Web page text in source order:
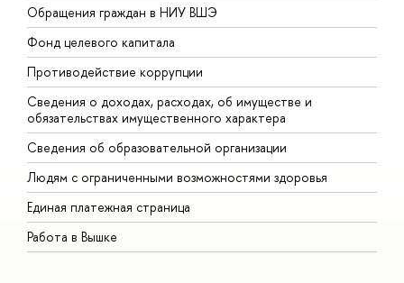
Обращения граждан в НИУ ВШЭ
Фонд целевого капитала
Противодействие коррупции
Сведения о доходах, расходах, об имуществе и
обязательствах имущественного характера
Сведения об образовательной организации
Людям с ограниченными возможностями здоровья
Единая платежная страница
Работа в Вышке